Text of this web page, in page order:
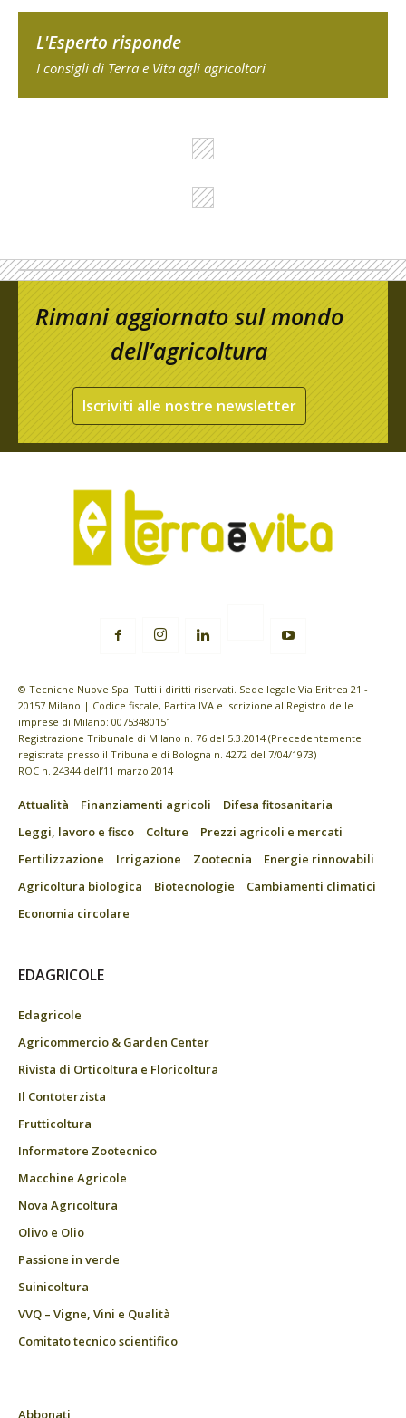
L'Esperto risponde
I consigli di Terra e Vita agli agricoltori
Rimani aggiornato sul mondo
dell’agricoltura
Iscriviti alle nostre newsletter
© Tecniche Nuove Spa. Tutti i diritti riservati. Sede legale Via Eritrea 21 -
20157 Milano | Codice fiscale, Partita IVA e Iscrizione al Registro delle
imprese di Milano: 00753480151
Registrazione Tribunale di Milano n. 76 del 5.3.2014 (Precedentemente
registrata presso il Tribunale di Bologna n. 4272 del 7/04/1973)
ROC n. 24344 dell’11 marzo 2014
Attualità Finanziamenti agricoli
Difesa fitosanitaria
Leggi, lavoro e fisco
Colture
Prezzi agricoli e mercati
Fertilizzazione
Irrigazione Zootecnia
Energie rinnovabili
Agricoltura biologica
Biotecnologie
Cambiamenti climatici
Economia circolare
EDAGRICOLE
Edagricole
Agricommercio & Garden Center
Rivista di Orticoltura e Floricoltura
Il Contoterzista
Frutticoltura
Informatore Zootecnico
Macchine Agricole
Nova Agricoltura
Olivo e Olio
Passione in verde
Suinicoltura
VVQ – Vigne, Vini e Qualità
Comitato tecnico scientifico
Abbonati